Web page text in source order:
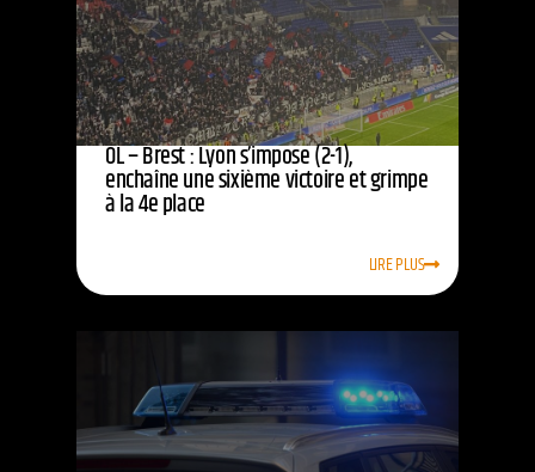
OL – Brest : Lyon s’impose (2-1),
enchaîne une sixième victoire et grimpe
à la 4e place
LIRE PLUS